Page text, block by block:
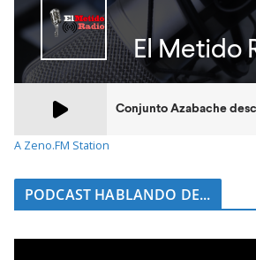
A Zeno.FM Station
PODCAST HABLANDO DE...